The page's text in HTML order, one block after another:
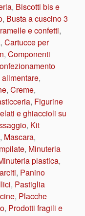
, Biscotti bis e
, Busta a cuscino 3
e confetti,
, Cartucce per
, Componenti
,
, Creme,
, Figurine
e ghiaccioli su
, Kit
, Mascara,
, Minuteria
plastica,
, Panino
, Pastiglia
, Placche
, Prodotti fragili e